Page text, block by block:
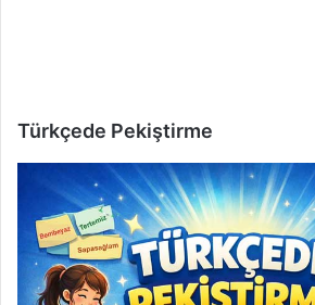
Türkçede Pekiştirme